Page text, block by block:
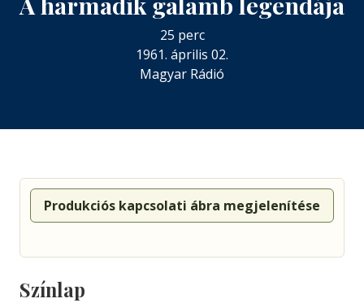
25 perc
1961. április 02.
Magyar Rádió
Produkciós kapcsolati ábra megjelenítése
Színlap